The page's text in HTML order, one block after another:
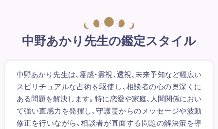
中野あかり先生の鑑定スタイル
中野あかり先生は、霊感・霊視、透視、未来予知など幅広い
スピリチュアルな占術を駆使し、相談者の心の奥深くに
ある問題を解決します。特に恋愛や家庭、人間関係におい
て強い直感力を発揮し、守護霊からのメッセージや波動
修正を行いながら、相談者が直面する問題の解決策を導